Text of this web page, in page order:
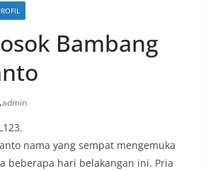
Bambang
admin
nama yang sempat mengemuka
beberapa hari belakangan ini. Pria